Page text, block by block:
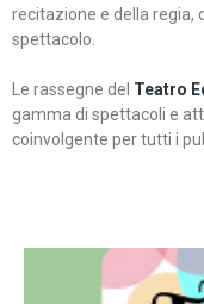
recitazione e della regia,
spettacolo.
Le rassegne del Teatro
gamma di spettacoli e
coinvolgente per tutti i